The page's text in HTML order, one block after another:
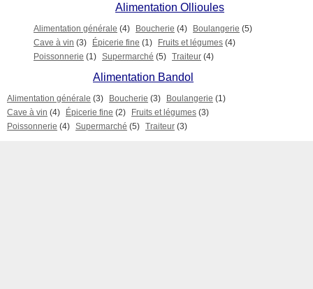
Alimentation Ollioules
Alimentation générale (4) Boucherie (4) Boulangerie (5)
Cave à vin (3) Épicerie fine (1) Fruits et légumes (4)
Poissonnerie (1) Supermarché (5) Traiteur (4)
Alimentation Bandol
Alimentation générale (3) Boucherie (3) Boulangerie (1)
Cave à vin (4) Épicerie fine (2) Fruits et légumes (3)
Poissonnerie (4) Supermarché (5) Traiteur (3)